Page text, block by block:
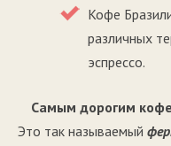
Кофе
различных
эспрессо.
Самым дорогим
Это так называемый